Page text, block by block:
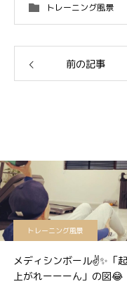
トレーニング風景
前の記事
トレーニング風景
メディシンボール✌️✨「
上がれーーーん」の図😂